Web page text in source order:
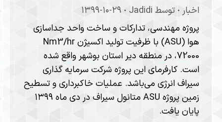
اخبار توسط Jadidi
۱۳۹۹-۱۰-۲۹
پروژه مهندسی، تدارکات و ساخت واحد جداسازی
هوا (ASU) با ظرفیت تولید اکسیژن Nm3/hr
72000، در منطقه دیر استان بوشهر واقع شده
است. کارفرمای این پروژه شرکت سرمایه گذاری
سیراف انرژی می‌باشد. عملیات خاکبرداری و تسطیح
زمین پروژه ASU متانول سیراف در دی ماه ۱۳۹۹
پایان یافت.